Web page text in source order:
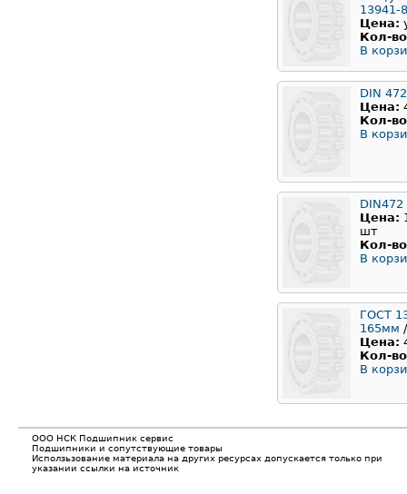
13941-
Цена:
Кол-
В
DIN
Цена:
Кол-
В
Цена:
шт
Кол-
В
ГОСТ
165мм /
Цена:
Кол-
В
ООО НСК Подшипник сервис
Подшипники и сопутствующие товары
Исползьзование материала на других ресурсах допускается только при
указании ссылки на источник